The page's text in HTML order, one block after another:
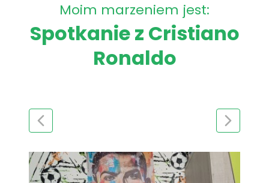
Moim marzeniem jest:
Spotkanie z Cristiano
Ronaldo